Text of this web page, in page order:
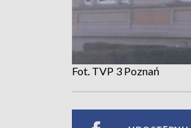
Fot. TVP 3 Poznań